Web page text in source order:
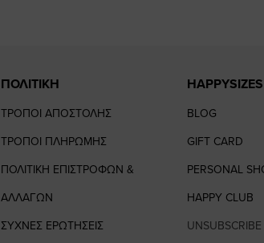
ΠΟΛΙΤΙΚΗ
ΤΡΟΠΟΙ ΑΠΟΣΤΟΛΗΣ
ΤΡΟΠΟΙ ΠΛΗΡΩΜΗΣ
ΠΟΛΙΤΙΚΗ ΕΠΙΣΤΡΟΦΩΝ &
ΑΛΛΑΓΩΝ
ΣΥΧΝΕΣ ΕΡΩΤΗΣΕΙΣ
BLOG
GIFT CARD
PERSONAL
HAPPY CLUB
UNSUBSCRIBE